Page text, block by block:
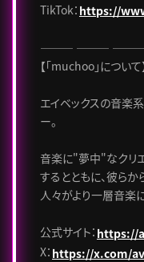
TikTok： https://
――― ―――
【「muchoo」について
エイベックスの音楽
ー。
音楽に"夢中"なクリ
するとともに、彼らか
人々がより一層音楽
公式サイト： https://
X： https://x.com/